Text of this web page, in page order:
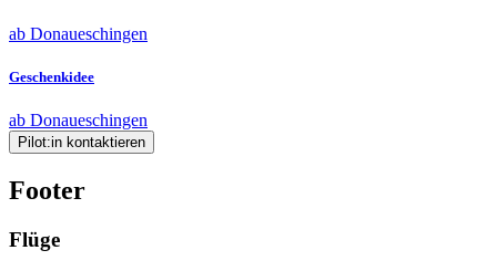
ab Donaueschingen
Geschenkidee
ab Donaueschingen
Pilot:in kontaktieren
Footer
Flüge